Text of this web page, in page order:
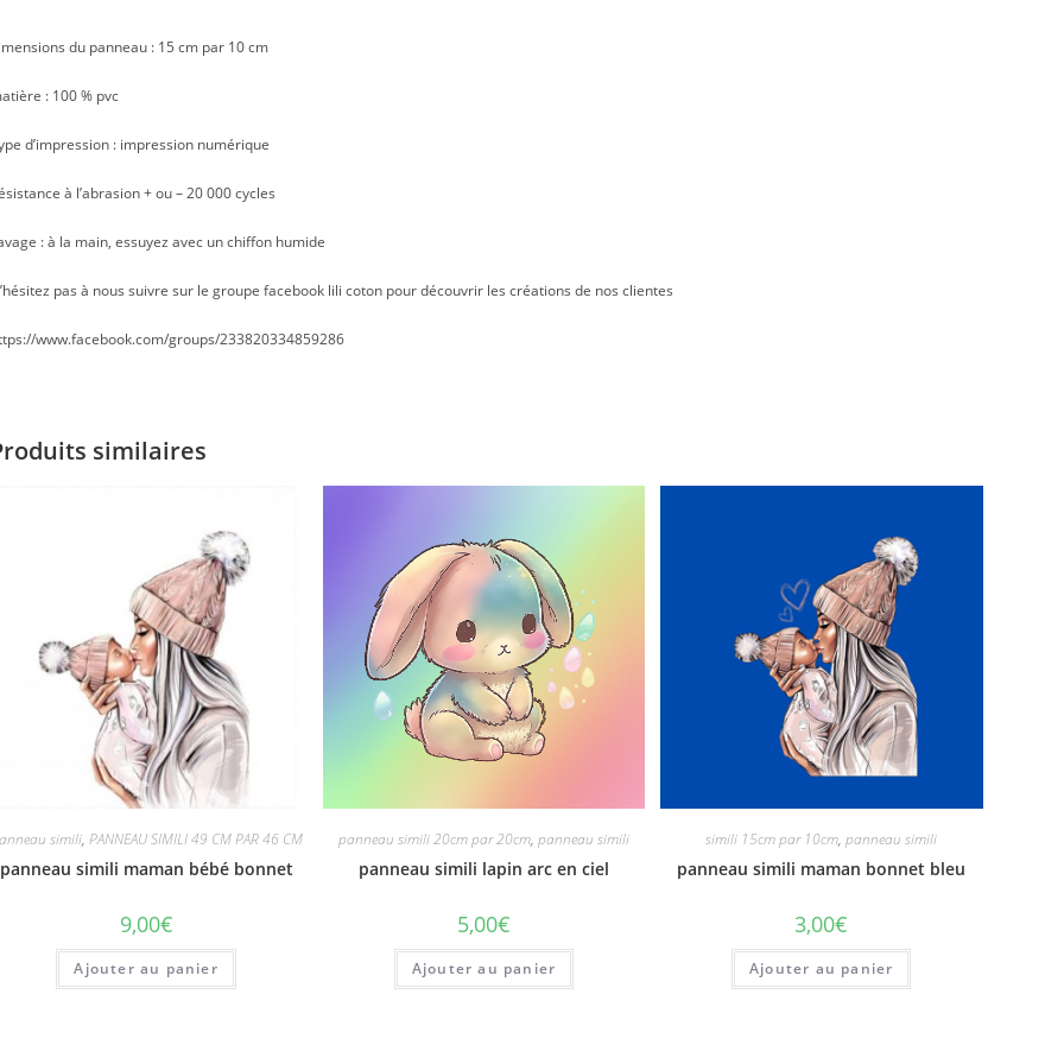
du panneau : 15 cm par 10 cm
: 100 % pvc
d’impression : impression numérique
à l’abrasion + ou – 20 000 cycles
: à la main, essuyez avec un chiffon humide
pas à nous suivre sur le groupe facebook lili coton pour découvrir les créations de nos clientes
www.facebook.com/groups/233820334859286
similaires
simili, PANNEAU SIMILI 49 CM PAR 46 CM
panneau simili maman bébé bonnet
9,00€
Ajouter au panier
panneau simili 20cm par 20cm, panneau simili
panneau simili lapin arc en ciel
5,00€
Ajouter au panier
simili 15cm par 10cm,panneau simili
panneau simili maman bonnet bleu
3,00€
Ajouter au panier